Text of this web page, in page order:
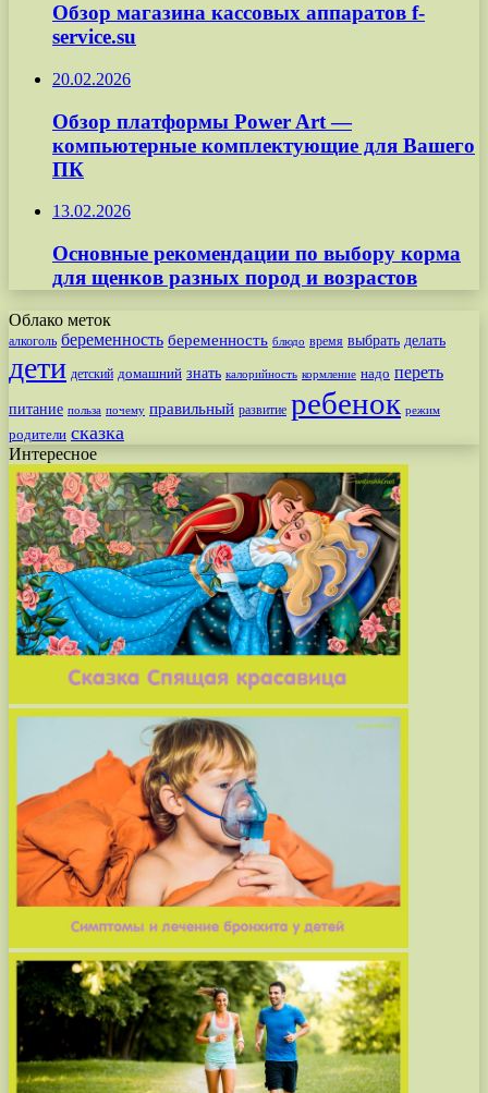
Обзор магазина кассовых аппаратов f-
service.su
20.02.2026
Обзор платформы Power Art —
компьютерные комплектующие для Вашего
ПК
13.02.2026
Основные рекомендации по выбору корма
для щенков разных пород и возрастов
Облако меток
алкоголь беременность беременность блюдо время выбрать делать
дети детский домашний знать калорийность кормление надо переть
питание польза почему правильный развитие ребенок режим
родители сказка
Интересное